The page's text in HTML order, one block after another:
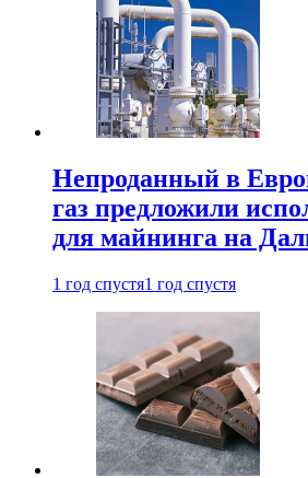
Непроданный в
газ предложили
для майнинга на
1 год спустя1 год спустя